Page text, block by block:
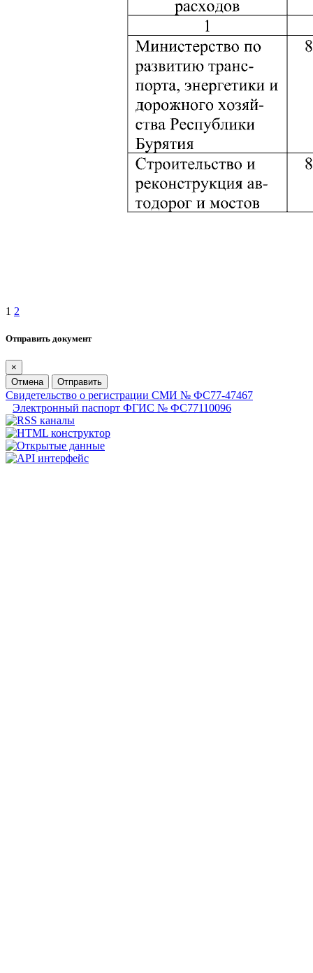
1 2
Отправить документ
×
Отмена
Отправить
Свидетельство о регистрации СМИ № ФС77-47467
Электронный паспорт ФГИС № ФС77110096